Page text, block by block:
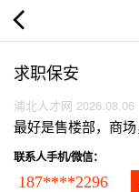
求职保安
浦北人才网 2026.08.06
最好是售楼部，商
联系人手机/微信：
187****2296